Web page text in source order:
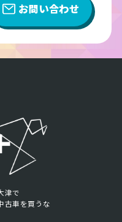
お問い合わせ
津で
古車を買うな